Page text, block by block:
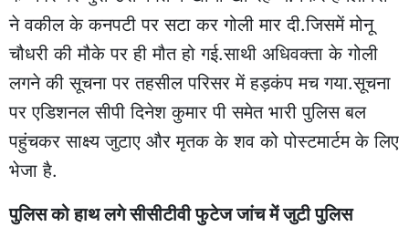
ने वकील के कनपटी पर सटा कर गोली मार दी.जिसमें मोनू
चौधरी की मौके पर ही मौत हो गई.साथी अधिवक्ता के गोली
लगने की सूचना पर तहसील परिसर में हड़कंप मच गया.सूचना
पर एडिशनल सीपी दिनेश कुमार पी समेत भारी पुलिस बल
पहुंचकर साक्ष्य जुटाए और मृतक के शव को पोस्टमार्टम के लिए
भेजा है.
पुलिस को हाथ लगे सीसीटीवी फुटेज जांच में जुटी पुलिस